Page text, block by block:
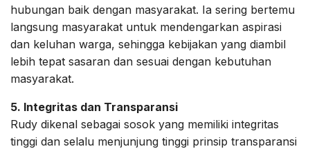
hubungan baik dengan masyarakat. Ia sering bertemu
langsung masyarakat untuk mendengarkan aspirasi
dan keluhan warga, sehingga kebijakan yang diambil
lebih tepat sasaran dan sesuai dengan kebutuhan
masyarakat.
5. Integritas dan Transparansi
Rudy dikenal sebagai sosok yang memiliki integritas
tinggi dan selalu menjunjung tinggi prinsip transparansi